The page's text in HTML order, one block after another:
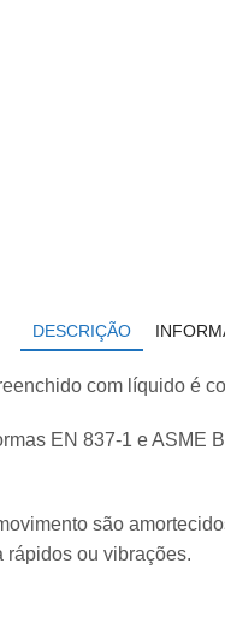
DESCRIÇÃO
com líquido é
EN 837-1 e
são
rápidos ou vibrações.